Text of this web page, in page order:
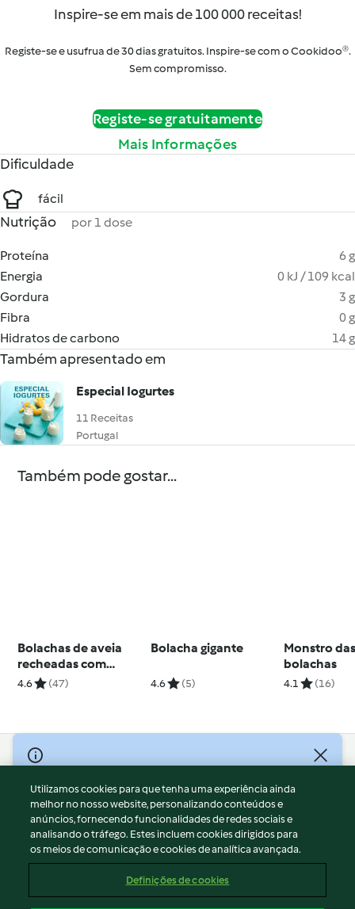
Inspire-se em mais de 100 000 receitas!
Registe-se e usufrua de 30 dias gratuitos. Inspire-se com o Cookidoo®.
Sem compromisso.
Registe-se gratuitamente
Mais Informações
Dificuldade
fácil
Nutrição por 1 dose
Proteína
6 g
Energia
0 kJ / 109 kcal
Gordura
3 g
Fibra
0 g
Hidratos de carbono
14 g
Também apresentado em
Especial Iogurtes
11 Receitas
Portugal
Também pode gostar...
Bolachas de aveia
recheadas com
chocolate
4.6 (47)
Bolacha gigante
4.6 (5)
Monstro
bolachas
4.1 (16)
© Copyright 2026
Termos de Utilização
Aviso sobre Proteção de Dados
Aviso
Apoio legal
Conteúdo do relatório
Utilizamos cookies para que tenha uma experiência ainda
melhor no nosso website, personalizando conteúdos e
anúncios, fornecendo funcionalidades de redes sociais e
analisando o tráfego. Estes incluem cookies dirigidos para
os meios de comunicação e cookies de analítica avançada.
Definições de cookies